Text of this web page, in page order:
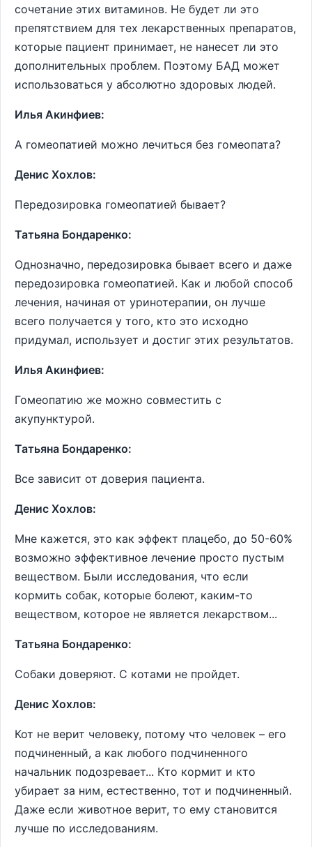
сочетание этих витаминов. Не будет ли это
препятствием для тех лекарственных препаратов,
которые пациент принимает, не нанесет ли это
дополнительных проблем. Поэтому БАД может
использоваться у абсолютно здоровых людей.
Илья Акинфиев:
А гомеопатией можно лечиться без гомеопата?
Денис Хохлов:
Передозировка гомеопатией бывает?
Татьяна Бондаренко:
Однозначно, передозировка бывает всего и даже
передозировка гомеопатией. Как и любой способ
лечения, начиная от уринотерапии, он лучше
всего получается у того, кто это исходно
придумал, использует и достиг этих результатов.
Илья Акинфиев:
Гомеопатию же можно совместить с
акупунктурой.
Татьяна Бондаренко:
Все зависит от доверия пациента.
Денис Хохлов:
Мне кажется, это как эффект плацебо, до 50-60%
возможно эффективное лечение просто пустым
веществом. Были исследования, что если
кормить собак, которые болеют, каким-то
веществом, которое не является лекарством...
Татьяна Бондаренко:
Собаки доверяют. С котами не пройдет.
Денис Хохлов:
Кот не верит человеку, потому что человек – его
подчиненный, а как любого подчиненного
начальник подозревает... Кто кормит и кто
убирает за ним, естественно, тот и подчиненный.
Даже если животное верит, то ему становится
лучше по исследованиям.